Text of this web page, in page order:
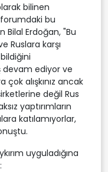
bilinen
forumdaki bu
Erdoğan, "Bu
Ruslara karşı
devam ediyor ve
alışkınız ancak
değil Rus
yaptırımların
katılamıyorlar,
uyguladığına